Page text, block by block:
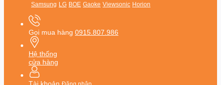
Samsung LG BOE Gaoke Viewsonic Horion
Gọi mua hàng 0915.807.986
Hệ thống
cửa hàng
Tài khoản Đăng nhập